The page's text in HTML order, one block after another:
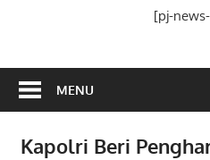
[pj-
MENU
Kapolri Beri